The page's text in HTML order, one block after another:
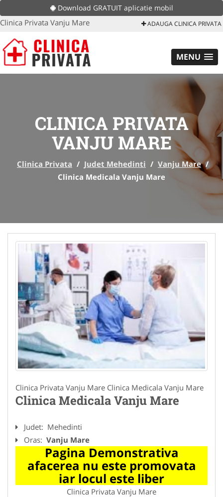
Download GRATUIT aplicatie mobil
Clinica Privata Vanju Mare ADAUGA CLINICA PRIVATA
MENU
CLINICA PRIVATA
VANJU MARE
Clinica Privata / Judet Mehedinti / Vanju Mare /
Clinica Medicala Vanju Mare
Clinica Privata Vanju Mare Clinica Medicala Vanju Mare
Clinica Medicala Vanju Mare
Judet: Mehedinti
Oras: Vanju Mare
Pagina Demonstrativa
afacerea nu este promovata
iar locul este liber
Clinica Privata Vanju Mare